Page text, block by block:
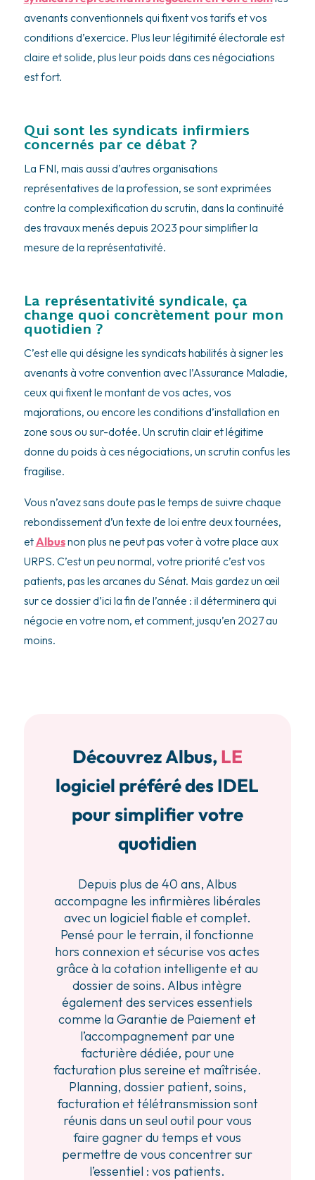
avenants conventionnels qui fixent vos tarifs et vos
conditions d’exercice. Plus leur légitimité électorale est
claire et solide, plus leur poids dans ces négociations
est fort.
Qui sont les syndicats infirmiers
concernés par ce débat ?
La FNI, mais aussi d’autres organisations
représentatives de la profession, se sont exprimées
contre la complexification du scrutin, dans la continuité
des travaux menés depuis 2023 pour simplifier la
mesure de la représentativité.
La représentativité syndicale, ça
change quoi concrètement pour mon
quotidien ?
C’est elle qui désigne les syndicats habilités à signer les
avenants à votre convention avec l’Assurance Maladie,
ceux qui fixent le montant de vos actes, vos
majorations, ou encore les conditions d’installation en
zone sous ou sur-dotée. Un scrutin clair et légitime
donne du poids à ces négociations, un scrutin confus les
fragilise.
Vous n’avez sans doute pas le temps de suivre chaque
rebondissement d’un texte de loi entre deux tournées,
etAlbusnon plus ne peut pas voter à votre place aux
URPS. C’est un peu normal, votre priorité c’est vos
patients, pas les arcanes du Sénat. Mais gardez un œil
sur ce dossier d’ici la fin de l’année : il déterminera qui
négocie en votre nom, et comment, jusqu’en 2027 au
moins.
Découvrez Albus,LE
logiciel préféré des IDEL
pour simplifier votre
quotidien
Depuis plus de 40 ans, Albus
accompagne les infirmières libérales
avec un logiciel fiable et complet.
Pensé pour le terrain, il fonctionne
hors connexion et sécurise vos actes
grâce à la cotation intelligente et au
dossier de soins. Albus intègre
également des services essentiels
comme la Garantie de Paiement et
l’accompagnement par une
facturière dédiée, pour une
facturation plus sereine et maîtrisée.
Planning, dossier patient, soins,
facturation et télétransmission sont
réunis dans un seul outil pour vous
faire gagner du temps et vous
permettre de vous concentrer sur
l’essentiel : vos patients.